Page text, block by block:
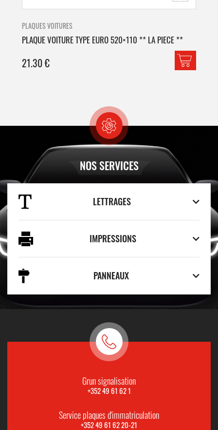
PLAQUES VOITURES
PLAQUE VOITURE TYPE EURO 520×110 ** LA PIECE **
21.30€
NOS SERVICES
LETTRAGES
IMPRESSIONS
PANNEAUX
Grun signalisation
+352 49 61 62 1
Service plaques d'immatriculation
+352 49 61 62 20-21